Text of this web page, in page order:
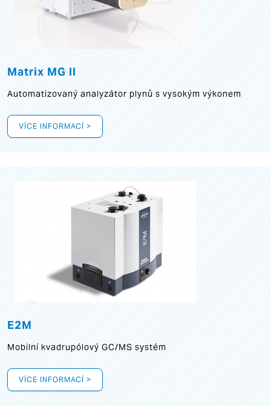
Matrix MG II
Automatizovaný analyzátor plynů s vysokým výkonem
VÍCE INFORMACÍ >
E2M
Mobilní kvadrupólový GC/MS systém
VÍCE INFORMACÍ >